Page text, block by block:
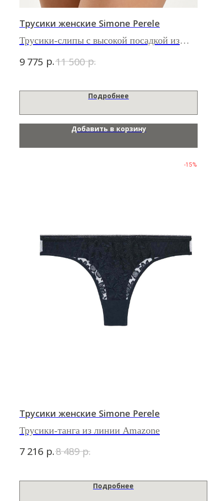
Трусики женские Simone Perele
Трусики-слипы с высокой посадкой из
9 775 р.11 500 р.
Подробнее
Добавить в корзину
-15%
Трусики женские Simone Perele
Трусики-танга из линии Amazone
7 216 р.8 489 р.
Подробнее